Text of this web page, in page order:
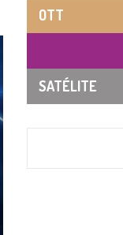
OTT
SATÉLITE